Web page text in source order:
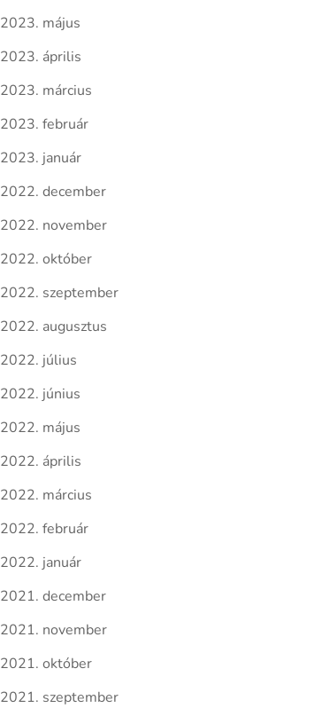
2023. május
2023. április
2023. március
2023. február
2023. január
2022. december
2022. november
2022. október
2022. szeptember
2022. augusztus
2022. július
2022. június
2022. május
2022. április
2022. március
2022. február
2022. január
2021. december
2021. november
2021. október
2021. szeptember